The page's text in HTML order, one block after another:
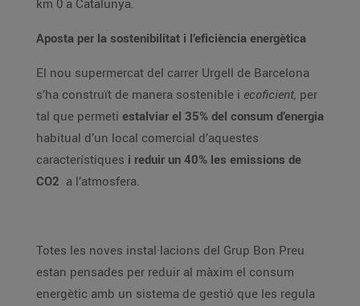
km 0 a Catalunya.
Aposta per la sostenibilitat i l’eficiència energètica
El nou supermercat del carrer Urgell de Barcelona
s’ha construït de manera sostenible i ecoficient, per
tal que permeti estalviar el 35% del consum d’energia
habitual d’un local comercial d’aquestes
característiques i reduir un 40% les emissions de
CO2 a l’atmosfera.
Totes les noves instal·lacions del Grup Bon Preu
estan pensades per reduir al màxim el consum
energètic amb un sistema de gestió que les regula